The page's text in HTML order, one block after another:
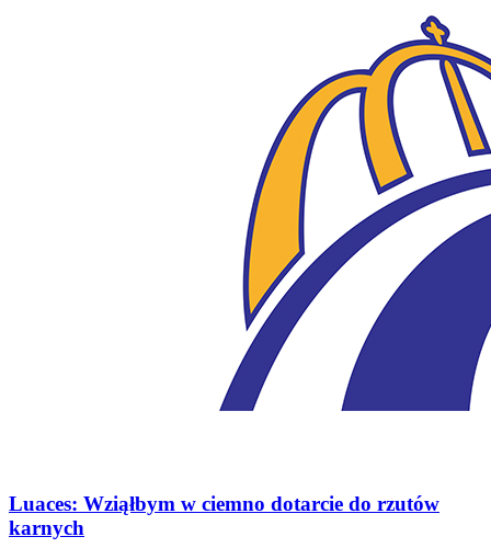
Luaces: Wziąłbym w ciemno dotarcie do rzutów
karnych